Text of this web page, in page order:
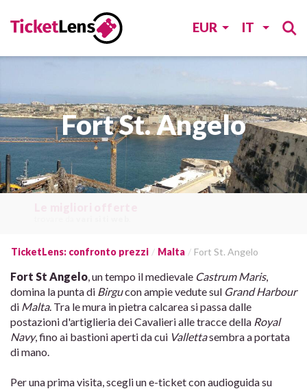
EUR IT
Fort St. Angelo
TicketLens: confronto prezzi Malta Fort St. Angelo
Fort St Angelo , un tempo il medievale Castrum Maris,
domina la punta di Birgucon ampie vedute sul Grand Harbour
di Malta. Tra le mura in pietra calcarea si passa dalle
postazioni d'artiglieria dei Cavalieri alle tracce della Royal
Navy, fino ai bastioni aperti da cui Vallettasembra a portata
di mano.
Per una prima visita, scegli un e-ticket con audioguida su